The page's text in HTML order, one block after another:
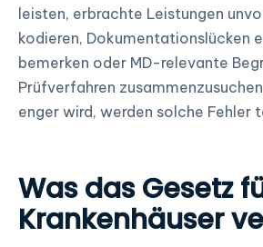
leisten, erbrachte Leistungen
kodieren, Dokumentationslücken
bemerken oder MD-relevante
Prüfverfahren
enger wird, werden solche Fehler
Was das Gesetz
Krankenhäuser